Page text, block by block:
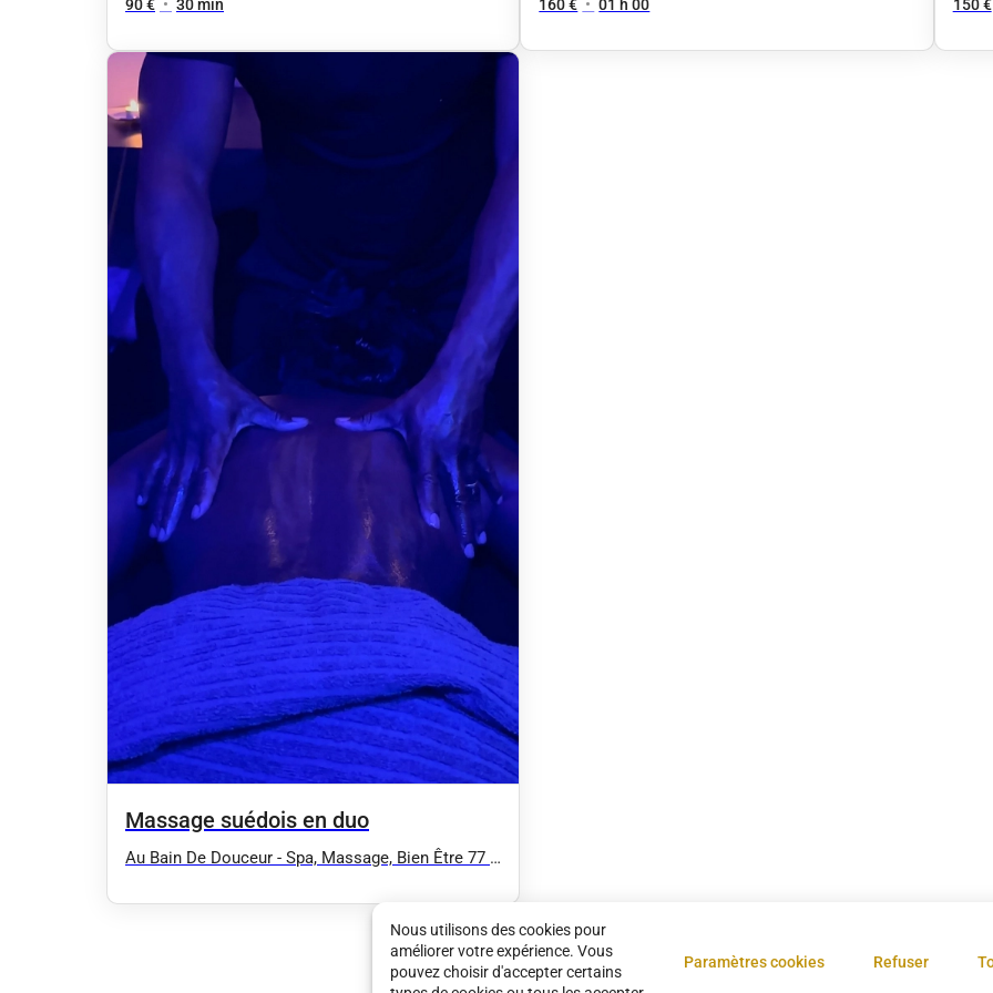
90 € • 30 min 160 € • 01 h 00 150 €
Massage suédois en duo
Au Bain De Douceur - Spa, Massage, Bien Être 77 &
1
Nous utilisons des cookies pour
améliorer votre expérience. Vous
pouvez choisir d'accepter certains
Paramètres cookies Refuser